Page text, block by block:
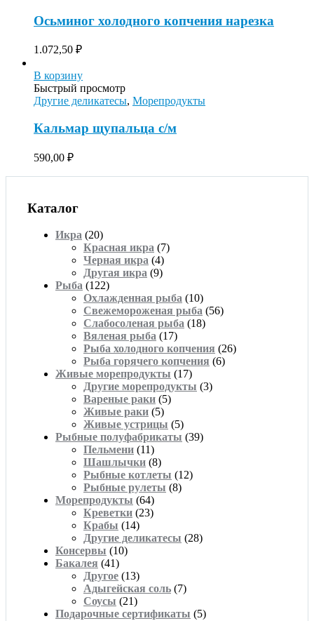
Осьминог холодного копчения нарезка
1.072,50 ₽
В корзину
Быстрый просмотр
Другие деликатесы, Морепродукты
Кальмар щупальца с/м
590,00 ₽
Каталог
Икра (20)
Красная икра (7)
Черная икра (4)
Другая икра (9)
Рыба (122)
Охлажденная рыба (10)
Свежемороженая рыба (56)
Слабосоленая рыба (18)
Вяленая рыба (17)
Рыба холодного копчения (26)
Рыба горячего копчения (6)
Живые морепродукты (17)
Другие морепродукты (3)
Вареные раки (5)
Живые раки (5)
Живые устрицы (5)
Рыбные полуфабрикаты (39)
Пельмени (11)
Шашлычки (8)
Рыбные котлеты (12)
Рыбные рулеты (8)
Морепродукты (64)
Креветки (23)
Крабы (14)
Другие деликатесы (28)
Консервы (10)
Бакалея (41)
Другое (13)
Адыгейская соль (7)
Соусы (21)
Подарочные сертификаты (5)